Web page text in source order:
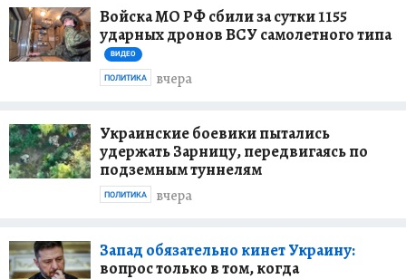
Войска МО РФ сбили за сутки 1155
ударных дронов ВСУ самолетного типа
ВИДЕО
вчера
ПОЛИТИКА
Украинские боевики пытались
удержать Зарницу, передвигаясь по
подземным туннелям
вчера
ПОЛИТИКА
Запад обязательно кинет Украину:
вопрос только в том, когда